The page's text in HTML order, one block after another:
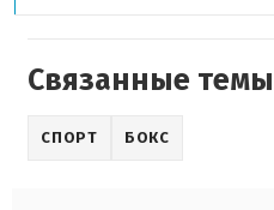
Связанные
СПОРТ БОКС